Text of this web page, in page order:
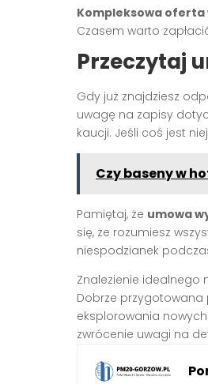
Kompleksowa
Czasem warto
Przeczytaj
Gdy już znajdziesz
uwagę na zapisy
kaucji. Jeśli coś jest
Czy baseny w
Pamiętaj, że umowa
się, że rozumiesz
niespodzianek
Znalezienie
Dobrze
eksplorowania
zwrócenie uwagi na